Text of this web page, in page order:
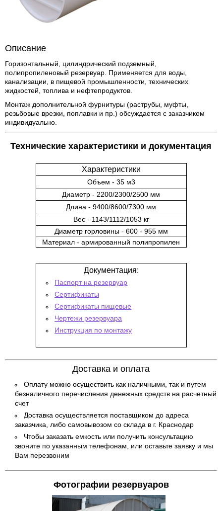
Описание
Горизонтальный, цилиндрический подземный,
полипропиленовый резервуар. Применяется для воды,
канализации, в пищевой промышленности, технических
жидкостей, топлива и нефтепродуктов.
Монтаж дополнительной фурнитуры (раструбы, муфты,
резьбовые врезки, поплавки и пр.) обсуждается с заказчиком
индивидуально.
Технические характеристики и документация
Характеристики
Объем - 35 м3
Диаметр - 2200/2300/2500 мм
Длина - 9400/8600/7300 мм
Вес - 1143/1112/1053 кг
Диаметр горловины - 600 - 955 мм
Материал - армированный полипропилен
Документация:
Паспорт на резервуар
Сертификаты
Сертификаты пищевые
Чертежи резервуара
Инструкция по монтажу
Доставка и оплата
Оплату можно осуществить как наличными, так и путем
безналичного перечисления денежных средств на расчетный
счет
Доставка осуществляется поставщиком до адреса
заказчика, либо самовывозом со склада в г. Краснодар
Чтобы заказать емкость или получить консультацию
звоните по указанным телефонам, или оставьте заявку и мы
Вам перезвоним
Фотографии резервуаров